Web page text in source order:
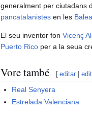
generalment per ciutadans
pancatalanistes en les
El seu inventor fon Vicenç
Puerto Rico per a la seua
Vore també [ editar |
Real Senyera
Estrelada Valenciana